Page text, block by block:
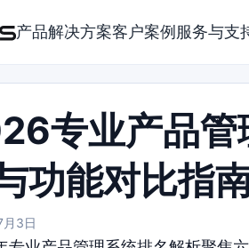
产品解决方案客户案例 服务与支
专业产品管
功能对比指
3日